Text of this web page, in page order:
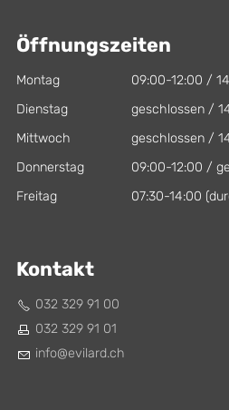
Öffnungszeiten
Montag
09:00-12:00 /
Dienstag
geschlossen /
Mittwoch
geschlossen /
Donnerstag
09:00-12:00 /
Freitag
07:30-14:00
Kontakt
032 329 91 00
032 329 91 01
nf
v l rd ch